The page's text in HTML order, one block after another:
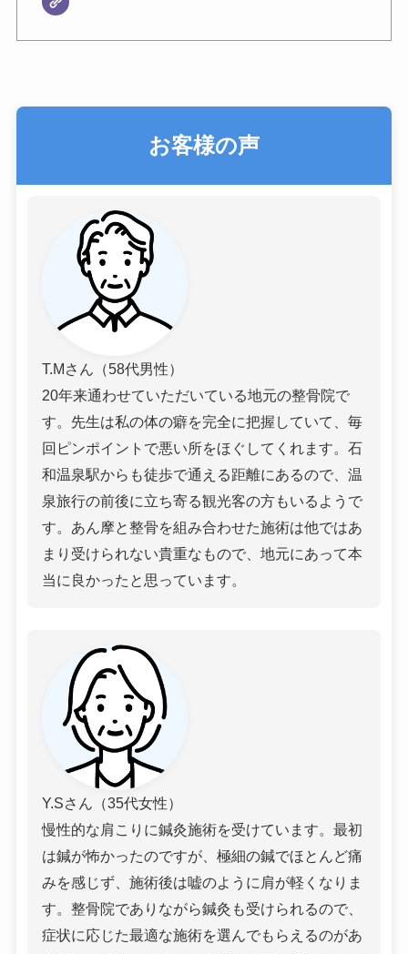
お客様の声
T.Mさん（58代男性）
20年来通わせていただいている地元の整骨院で
す。先生は私の体の癖を完全に把握していて、毎
回ピンポイントで悪い所をほぐしてくれます。石
和温泉駅からも徒歩で通える距離にあるので、温
泉旅行の前後に立ち寄る観光客の方もいるようで
す。あん摩と整骨を組み合わせた施術は他ではあ
まり受けられない貴重なもので、地元にあって本
当に良かったと思っています。
Y.Sさん（35代女性）
慢性的な肩こりに鍼灸施術を受けています。最初
は鍼が怖かったのですが、極細の鍼でほとんど痛
みを感じず、施術後は嘘のように肩が軽くなりま
す。整骨院でありながら鍼灸も受けられるので、
症状に応じた最適な施術を選んでもらえるのがあ